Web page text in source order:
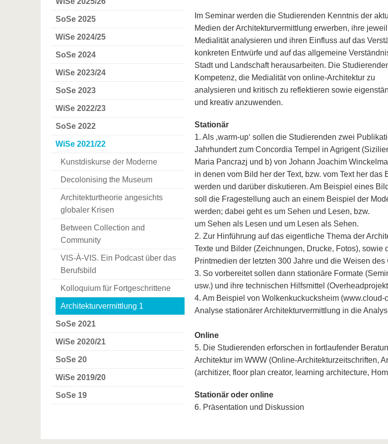
SoSe 2025
WiSe 2024/25
SoSe 2024
WiSe 2023/24
SoSe 2023
WiSe 2022/23
SoSe 2022
WiSe 2021/22
Kunstdiskurse der Moderne
Decolonising the Museum
Architekturtheorie angesichts
globaler Krisen
Between Collection and
Community
VIS-À-VIS. Ein Podcast über das
Berufsbild
Kolloquium für Fortgeschrittene
Architekturvermittlung 1
SoSe 2021
WiSe 2020/21
SoSe 20
WiSe 2019/20
SoSe 19
Im Seminar werden die Studierenden Kenntnis der
Medien der Architekturvermittlung erwerben, ihre
Medialität analysieren und ihren Einfluss auf das
konkreten Entwürfe und auf das allgemeine
Stadt und Landschaft herausarbeiten. Die
Kompetenz, die Medialität von online-Architektur zu
analysieren und kritisch zu reflektieren sowie
und kreativ anzuwenden.
Stationär
1. Als ‚warm-up‘ sollen die Studierenden zwei
Jahrhundert zum Concordia Tempel in Agrigent
Maria Pancrazj und b) von Johann Joachim
in denen vom Bild her der Text, bzw. vom Text her das
werden und darüber diskutieren. Am Beispiel eines
soll die Fragestellung auch an einem Beispiel der
werden; dabei geht es um Sehen und Lesen, bzw.
um Sehen als Lesen und um Lesen als Sehen.
2. Zur Hinführung auf das eigentliche Thema der
Texte und Bilder (Zeichnungen, Drucke, Fotos),
Printmedien der letzten 300 Jahre und die Weisen
3. So vorbereitet sollen dann stationäre Formate
usw.) und ihre technischen Hilfsmittel
4. Am Beispiel von Wolkenkuckucksheim
Analyse stationärer Architekturvermittlung in die
Online
5. Die Studierenden erforschen in fortlaufender
Architektur im WWW (Online-Architekturzeitschriften,
(architizer, floor plan creator, learning architecture,
Stationär oder online
6. Präsentation und Diskussion